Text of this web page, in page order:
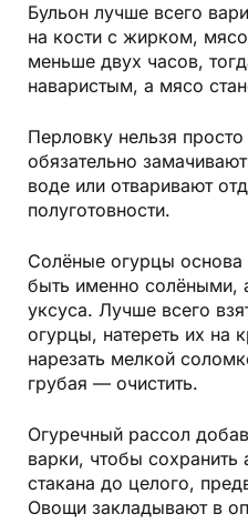
Бульон лучше всего
на кости с жирком,
меньше двух часов,
наваристым, а мясо
Перловку нельзя
обязательно
воде или отваривают
полуготовности.
Солёные огурцы
быть именно солёными,
уксуса. Лучше всего
огурцы, натереть их на
нарезать мелкой
грубая — очистить.
Огуречный рассол
варки, чтобы
стакана до целого,
Овощи закладывают в